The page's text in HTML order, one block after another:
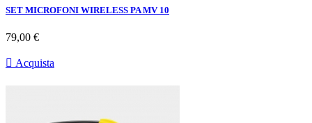
SET MICROFONI WIRELESS PA MV 10
Prezzo
79,00 €
 Acquista